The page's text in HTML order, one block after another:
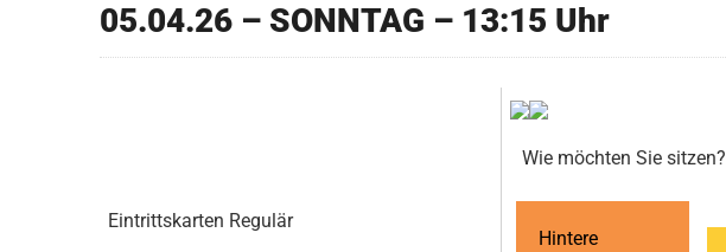
05.04.26 – SONNTAG – 13:15 Uhr
Eintrittskarten Regulär
Wie möchten Sie sitzen?
Hintere